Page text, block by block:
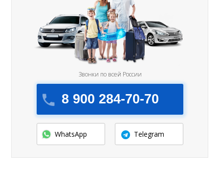
8 900 284-70-70
Звонки по всей России
WhatsApp Telegram